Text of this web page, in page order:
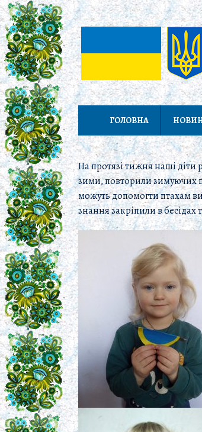
ГОЛОВНА
На протязі тижня наші діти
зими, повторили зимуючих
можуть допомогти птахам
знання закріпили в